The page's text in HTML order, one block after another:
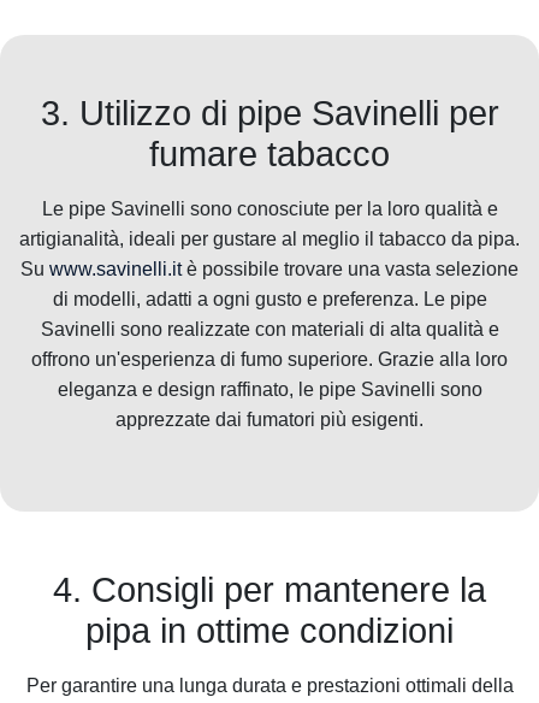
3. Utilizzo di pipe Savinelli per
fumare tabacco
Le pipe Savinelli sono conosciute per la loro qualità e
artigianalità, ideali per gustare al meglio il tabacco da pipa.
Su www.savinelli.itè possibile trovare una vasta selezione
di modelli, adatti a ogni gusto e preferenza. Le pipe
Savinelli sono realizzate con materiali di alta qualità e
offrono un'esperienza di fumo superiore. Grazie alla loro
eleganza e design raffinato, le pipe Savinelli sono
apprezzate dai fumatori più esigenti.
4. Consigli per mantenere la
pipa in ottime condizioni
Per garantire una lunga durata e prestazioni ottimali della